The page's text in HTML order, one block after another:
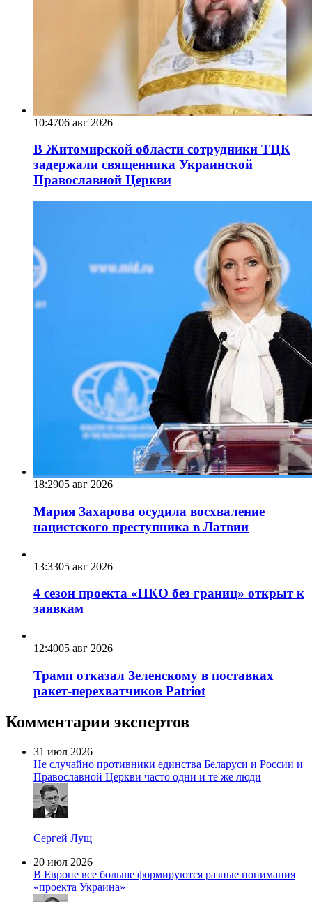
10:4706 авг 2026
В Житомирской области сотрудники ТЦК
задержали священника Украинской
Православной Церкви
18:2905 авг 2026
Мария Захарова осудила восхваление
нацистского преступника в Латвии
13:3305 авг 2026
4 сезон проекта «НКО без границ» открыт к
заявкам
12:4005 авг 2026
Трамп отказал Зеленскому в поставках
ракет-перехватчиков Patriot
Комментарии экспертов
31 июл 2026
Не случайно противники единства Беларуси и России и
Православной Церкви часто одни и те же люди
Сергей Лущ
20 июл 2026
В Европе все больше формируются разные понимания
«проекта Украина»